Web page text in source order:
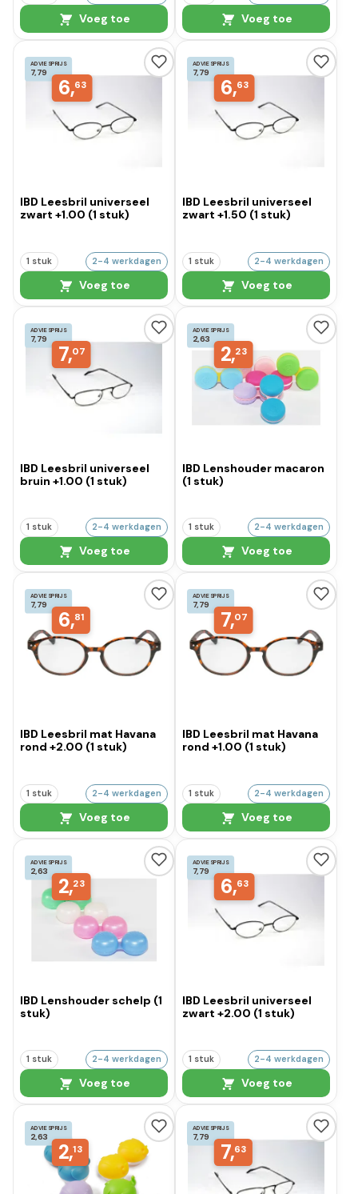
Voeg toe Voeg toe
ADVIESPRIJS
7,79
6,63
IBD Leesbril universeel
zwart +1.00 (1 stuk)
1 stuk 2-4 werkdagen
Voeg toe
ADVIESPRIJS
7,79
6,63
IBD Leesbril universeel
zwart +1.50 (1 stuk)
1 stuk 2-4 werkdagen
Voeg toe
ADVIESPRIJS
7,79
7,07
IBD Leesbril universeel
bruin +1.00 (1 stuk)
1 stuk 2-4 werkdagen
Voeg toe
ADVIESPRIJS
2,63
2,23
IBD Lenshouder macaron
(1 stuk)
1 stuk 2-4 werkdagen
Voeg toe
ADVIESPRIJS
7,79
6,81
IBD Leesbril mat Havana
rond +2.00 (1 stuk)
1 stuk 2-4 werkdagen
Voeg toe
ADVIESPRIJS
7,79
7,07
IBD Leesbril mat Havana
rond +1.00 (1 stuk)
1 stuk 2-4 werkdagen
Voeg toe
ADVIESPRIJS
2,63
2,23
IBD Lenshouder schelp (1
stuk)
1 stuk 2-4 werkdagen
Voeg toe
ADVIESPRIJS
7,79
6,63
IBD Leesbril universeel
zwart +2.00 (1 stuk)
1 stuk 2-4 werkdagen
Voeg toe
ADVIESPRIJS
2,63
2,13
ADVIESPRIJS
7,79
7,63